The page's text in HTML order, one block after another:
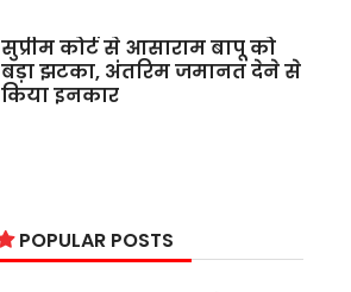
सुप्रीम कोर्ट से आसाराम बापू को
बड़ा झटका, अंतरिम जमानत देने से
किया इनकार
POPULAR POSTS